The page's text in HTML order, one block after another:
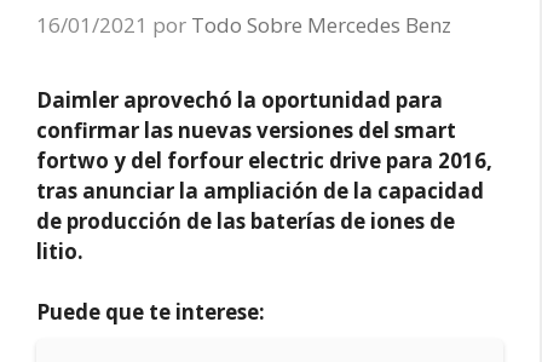
16/01/2021 por Todo Sobre Mercedes Benz
Daimler aprovechó la oportunidad para
confirmar las nuevas versiones del smart
fortwo y del forfour electric drive para 2016,
tras anunciar la ampliación de la capacidad
de producción de las baterías de iones de
litio.
Puede que te interese: